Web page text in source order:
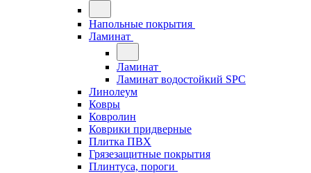
Напольные покрытия
Ламинат
Ламинат
Ламинат водостойкий SPC
Линолеум
Ковры
Ковролин
Коврики придверные
Плитка ПВХ
Грязезащитные покрытия
Плинтуса, пороги